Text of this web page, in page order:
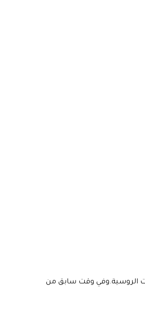
القوات الروسية.وفي وقت سابق من